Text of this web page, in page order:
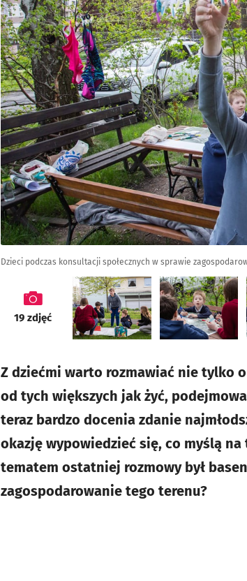
Dzieci podczas konsultacji społecznych w sprawie
galeria
19zdjęć
Z dziećmi warto rozmawiać nie tylko
od tych większych jak żyć,
teraz bardzo docenia zdanie
okazję wypowiedzieć się, co myślą
tematem ostatniej rozmowy był
zagospodarowanie tego terenu?